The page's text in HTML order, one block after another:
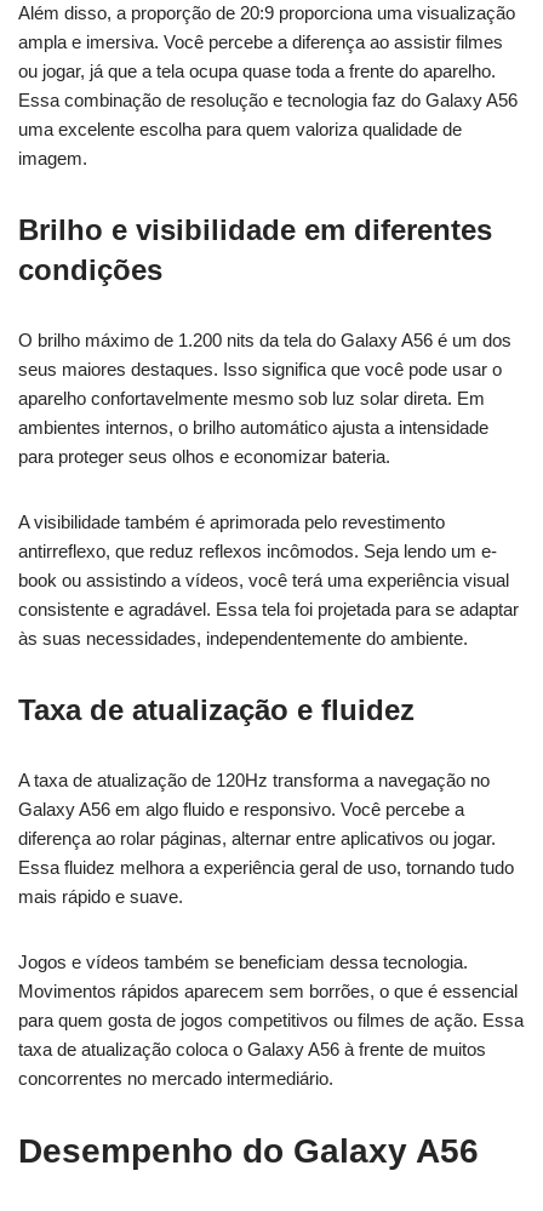
Além disso, a proporção de 20:9 proporciona uma visualização
ampla e imersiva. Você percebe a diferença ao assistir filmes
ou jogar, já que a tela ocupa quase toda a frente do aparelho.
Essa combinação de resolução e tecnologia faz do Galaxy A56
uma excelente escolha para quem valoriza qualidade de
imagem.
Brilho e visibilidade em diferentes
condições
O brilho máximo de 1.200 nits da tela do Galaxy A56 é um dos
seus maiores destaques. Isso significa que você pode usar o
aparelho confortavelmente mesmo sob luz solar direta. Em
ambientes internos, o brilho automático ajusta a intensidade
para proteger seus olhos e economizar bateria.
A visibilidade também é aprimorada pelo revestimento
antirreflexo, que reduz reflexos incômodos. Seja lendo um e-
book ou assistindo a vídeos, você terá uma experiência visual
consistente e agradável. Essa tela foi projetada para se adaptar
às suas necessidades, independentemente do ambiente.
Taxa de atualização e fluidez
A taxa de atualização de 120Hz transforma a navegação no
Galaxy A56 em algo fluido e responsivo. Você percebe a
diferença ao rolar páginas, alternar entre aplicativos ou jogar.
Essa fluidez melhora a experiência geral de uso, tornando tudo
mais rápido e suave.
Jogos e vídeos também se beneficiam dessa tecnologia.
Movimentos rápidos aparecem sem borrões, o que é essencial
para quem gosta de jogos competitivos ou filmes de ação. Essa
taxa de atualização coloca o Galaxy A56 à frente de muitos
concorrentes no mercado intermediário.
Desempenho do Galaxy A56